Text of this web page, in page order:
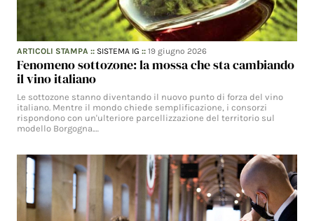
ARTICOLI STAMPA :: SISTEMA IG ::19 giugno 2026
Fenomeno sottozone: la mossa che sta cambiando
il vino italiano
Le sottozone stanno diventando il nuovo punto di forza del vino
italiano. Mentre il mondo chiede semplificazione, i consorzi
rispondono con un'ulteriore parcellizzazione del territorio sul
modello Borgogna.…